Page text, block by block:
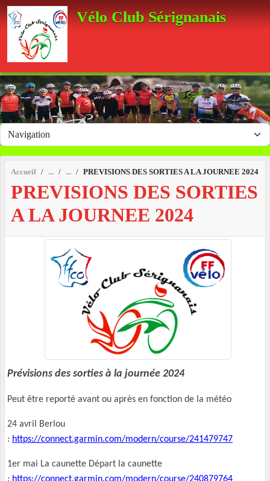
Vélo Club Sérignanais
Accueil PREVISIONS DES SORTIES A LA JOURNEE 2024
PREVISIONS DES SORTIES
A LA JOURNEE 2024
Prévisions des sorties à la journée 2024
Peut être reporté avant ou après en fonction de la météo
24 avril Berlou
: https://connect.garmin.com/modern/course/241479747
1er mai La caunette Départ la caunette
Panneau de gestion des cookies